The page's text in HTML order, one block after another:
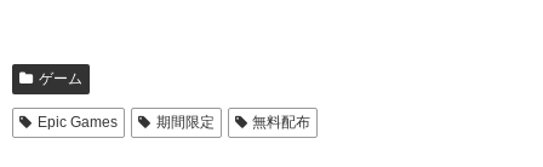
ゲーム
Epic Games 期間限定 無料配布